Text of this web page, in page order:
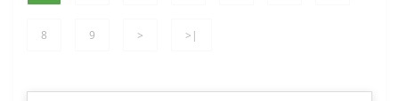
8 9 > >|